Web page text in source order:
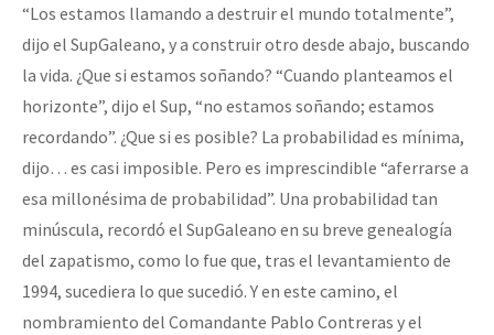
“Los estamos llamando a destruir el mundo totalmente”,
dijo el SupGaleano, y a construir otro desde abajo, buscando
la vida. ¿Que si estamos soñando? “Cuando planteamos el
horizonte”, dijo el Sup, “no estamos soñando; estamos
recordando”. ¿Que si es posible? La probabilidad es mínima,
dijo… es casi imposible. Pero es imprescindible “aferrarse a
esa millonésima de probabilidad”. Una probabilidad tan
minúscula, recordó el SupGaleano en su breve genealogía
del zapatismo, como lo fue que, tras el levantamiento de
1994, sucediera lo que sucedió. Y en este camino, el
nombramiento del Comandante Pablo Contreras y el